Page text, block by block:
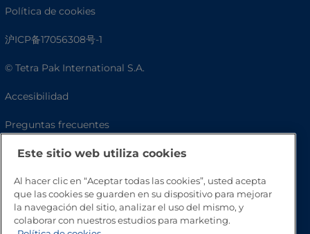
Política de cookies
沪ICP备17056308号-1
© Tetra Pak International S.A.
Accesibilidad
Preguntas frecuentes
Este sitio web utiliza cookies
Al hacer clic en “Aceptar todas las cookies”, usted acepta
que las cookies se guarden en su dispositivo para mejorar
la navegación del sitio, analizar el uso del mismo, y
colaborar con nuestros estudios para marketing.